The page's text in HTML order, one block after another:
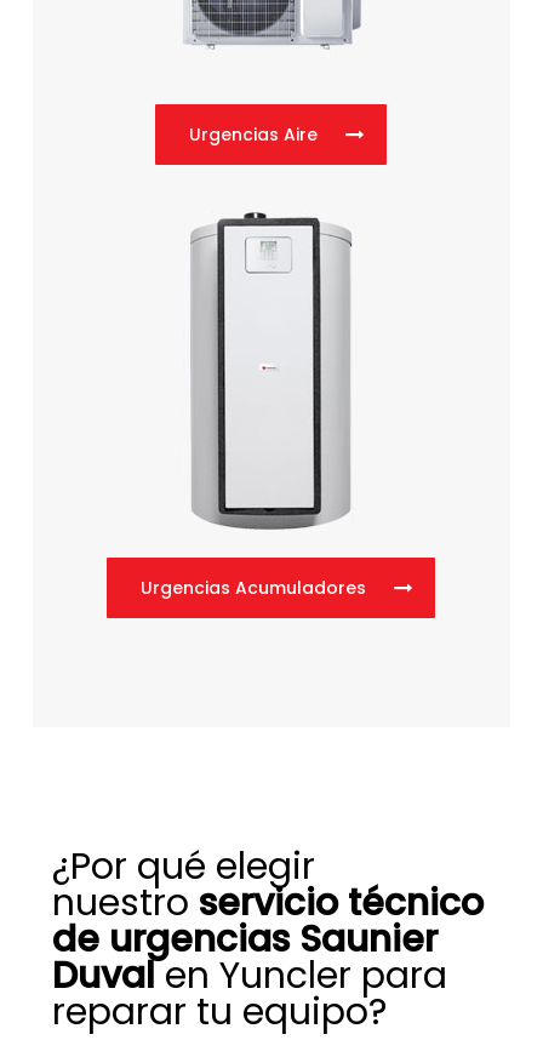
Urgencias Aire
Urgencias Acumuladores
¿Por qué elegir
nuestro servicio técnico
de urgencias Saunier
Duvalen Yuncler para
reparar tu equipo?